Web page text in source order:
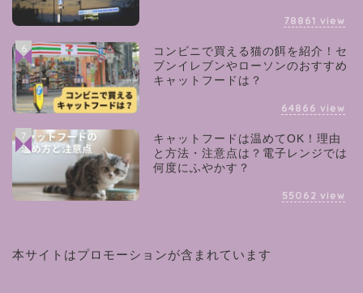
78861 view
6
コンビニで買える猫の餌を紹介！セ
ブンイレブンやローソンのおすすめ
キャットフードは？
64866 view
7
キャットフードは温めてOK！理由
と方法・注意点は？電子レンジでは
何度にふやかす？
55062 view
本サイトはプロモーションが含まれています